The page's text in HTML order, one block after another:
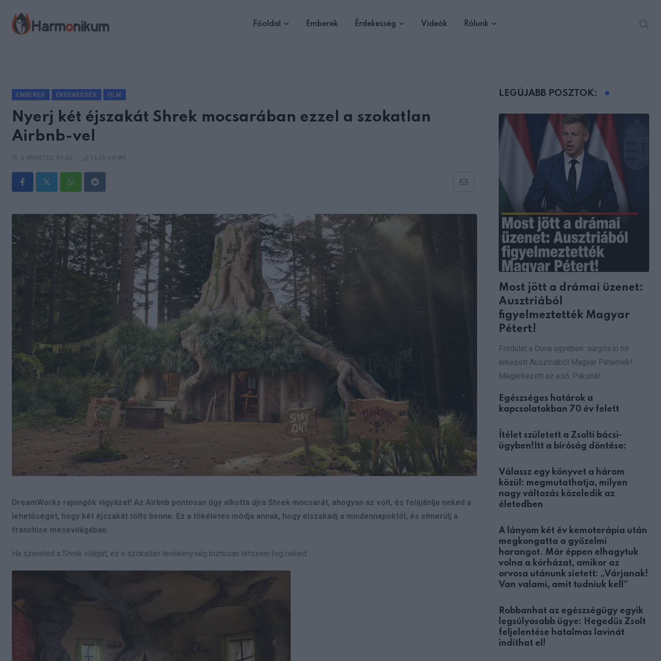
content
Főoldal Emberek Érdekesség Videók Rólunk
EMBEREK ÉRDEKESSÉG FILM
Nyerj két éjszakát Shrek mocsarában ezzel a szokatlan
Airbnb-vel
WhatsappReddit
Share
Email
DreamWorks rajongók vigyázat! Az Airbnb pontosan úgy alkotta újra Shrek mocsarát, ahogyan az volt, és felajánlja neked a
lehetőséget, hogy két éjszakát tölts benne. Ez a tökéletes módja annak, hogy elszakadj a mindennapoktól, és elmerülj a
franchise mesevilágában.
Ha szereted a Shrek világát, ez a szokatlan tevékenység biztosan tetszeni fog neked.
LEGÚJABB POSZTOK:
Most jött a drámai üzenet:
Ausztriából
figyelmeztették Magyar
Pétert!
Fordulat a Duna ügyében: sürgős jó hír
érkezett Ausztriából Magyar Péternek!
Megérkezett az eső, Paksnál
Egészséges határok a
kapcsolatokban 70 év felett
Ítélet született a Zsolti bácsi-
ügyben!Itt a bíróság döntése:
Válassz egy könyvet a három
közül: megmutathatja, milyen
nagy változás közeledik az
életedben
A lányom két év kemoterápia után
megkongatta a győzelmi
harangot. Már éppen elhagytuk
volna a kórházat, amikor az
orvosa utánunk sietett: „Várjanak!
Van valami, amit tudniuk kell”
Robbanhat az egészségügy egyik
legsúlyosabb ügye: Hegedűs Zsolt
feljelentése hatalmas lavinát
indíthat el!